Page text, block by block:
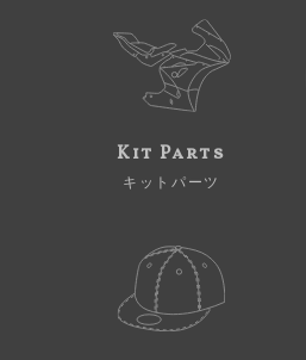
Kit Parts
キットパーツ